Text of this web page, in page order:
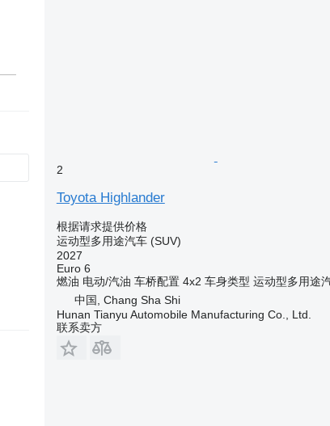
2
Toyota Highlander
根据请求提供价格
运动型多用途汽车 (SUV)
2027
Euro 6
燃油 电动/汽油 车桥配置 4x2 车身类型 运动型多用途
中国, Chang Sha Shi
Hunan Tianyu Automobile Manufacturing Co., Ltd.
联系卖方